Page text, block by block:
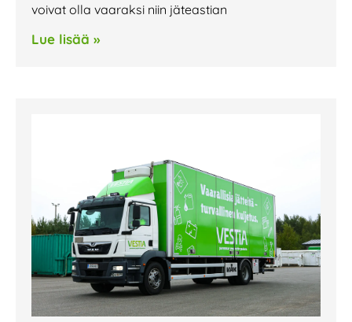
voivat olla vaaraksi niin jäteastian
Lue lisää »